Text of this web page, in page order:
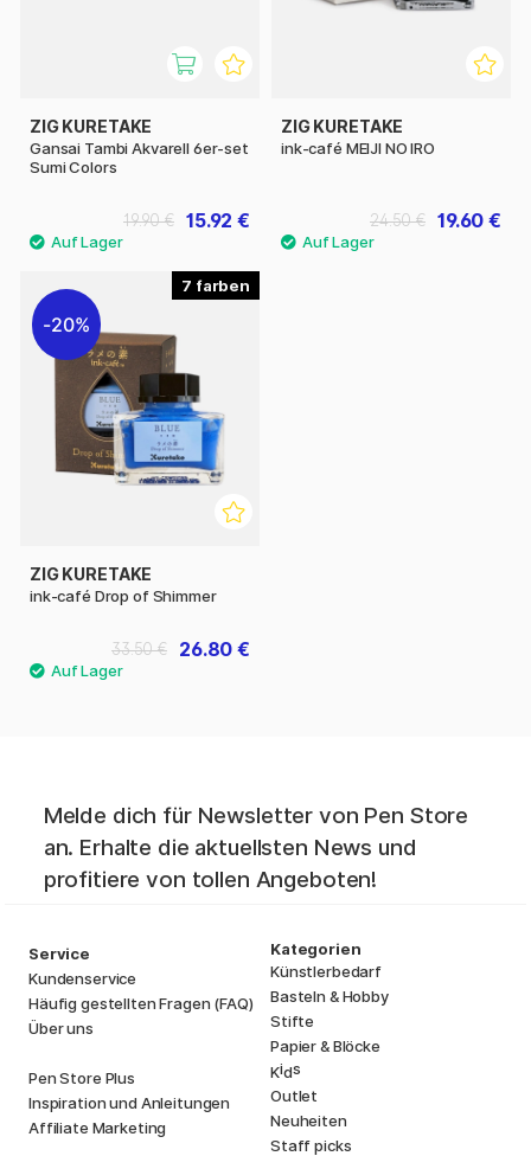
ZIG KURETAKE
Gansai Tambi Akvarell 6er-set
Sumi Colors
15.92 €
19.90 €
ZIG KURETAKE
ink-café MEIJI NO IRO
19.60 €
24.50 €
7
20%
ZIG KURETAKE
ink-café Drop of Shimmer
26.80 €
33.50 €
Melde dich für Newsletter von Pen Store
an. Erhalte die aktuellsten News und
profitiere von tollen Angeboten!
Service
Kundenservice
Häufig gestellten Fragen (FAQ)
Über uns
Pen Store Plus
Inspiration und Anleitungen
Affiliate Marketing
Kategorien
Künstlerbedarf
Basteln & Hobby
Stifte
Papier & Blöcke
Kids
Outlet
Neuheiten
Staff picks